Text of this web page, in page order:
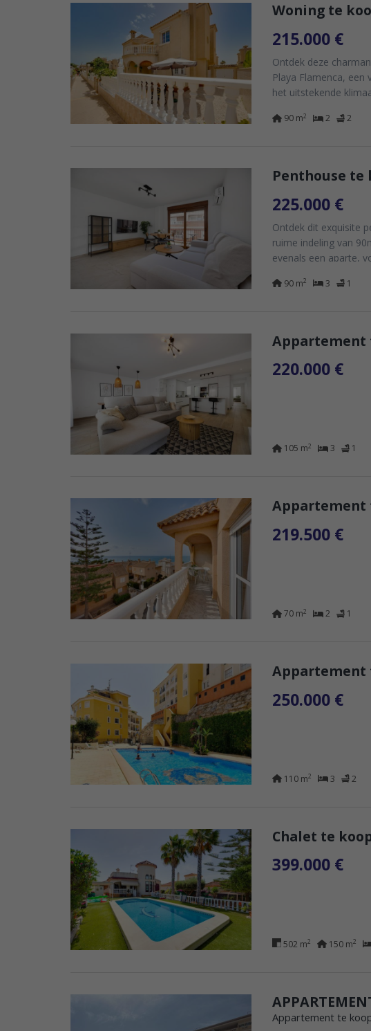
Woning te
215.000 €
Ontdek deze
Playa Flamenca, een
het uitstekende
90 m2 2 2
Penthouse te
225.000 €
Ontdek dit exquisite
ruime indeling van
evenals een aparte,
90 m2 3 1
Appartement
220.000 €
105 m2 3 1
Appartement
219.500 €
70 m2 2 1
Appartement
250.000 €
110 m2 3 2
Chalet te
399.000 €
502 m2 150 m2
Appartement te